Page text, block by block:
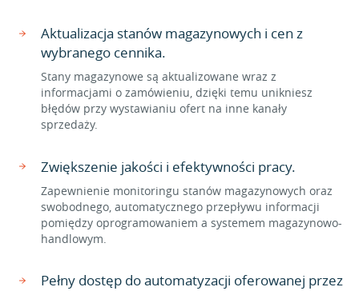
Aktualizacja stanów magazynowych i cen z
wybranego cennika.
Stany magazynowe są aktualizowane wraz z
informacjami o zamówieniu, dzięki temu unikniesz
błędów przy wystawianiu ofert na inne kanały
sprzedaży.
Zwiększenie jakości i efektywności pracy.
Zapewnienie monitoringu stanów magazynowych oraz
swobodnego, automatycznego przepływu informacji
pomiędzy oprogramowaniem a systemem magazynowo-
handlowym.
Pełny dostęp do automatyzacji oferowanej przez